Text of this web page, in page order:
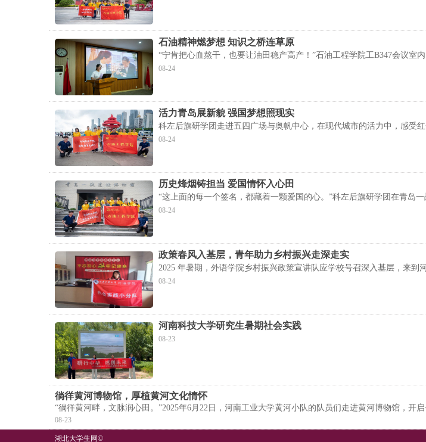
石油精神燃梦想 知识之桥连草原
“宁肯把心血熬干，也要让油田稳产高产！”石油工程学院工B347会议室
08-24
活力青岛展新貌 强国梦想照现实
科左后旗研学团走进五四广场与奥帆中心，在现代城市的活力中，感受
08-24
历史烽烟铸担当 爱国情怀入心田
“这上面的每一个签名，都藏着一颗爱国的心。”科左后旗研学团在青岛
08-24
政策春风入基层，青年助力乡村振兴走深走实
2025 年暑期，外语学院乡村振兴政策宣讲队应学校号召深入基层，来
08-24
河南科技大学研究生暑期社会实践
08-23
徜徉黄河博物馆，厚植黄河文化情怀
“徜徉黄河畔，文脉润心田。”2025年6月22日，河南工业大学黄河小队的队员们走进黄河博物馆，开
08-23
湖北大学生网©